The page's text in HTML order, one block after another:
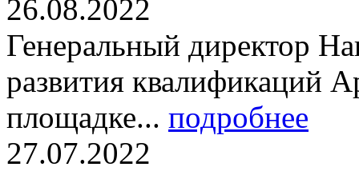
26.08.2022
Генеральный директор
развития квалификаций
площадке... подробнее
27.07.2022